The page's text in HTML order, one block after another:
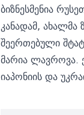
ბიზნესმენია
კანადამ,
შეერთებული
მარია ლავროვა.
იაპონიის და